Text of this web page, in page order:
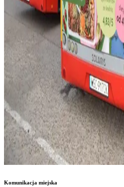
Komunikacja miejska